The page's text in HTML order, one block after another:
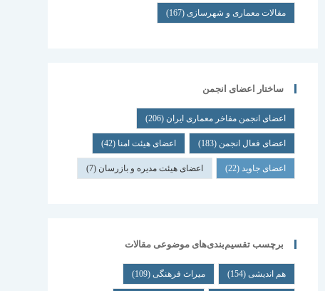
مقالات معماری و شهرسازی(167)
ساختار اعضای انجمن
اعضای انجمن مفاخر معماری ایران (206)
اعضای فعال انجمن (183) اعضای هیئت امنا (42)
اعضای جاوید(22) اعضای هیئت مدیره و بازرسان (7)
برچسب تقسیم‌بندی‌های موضوعی مقالات
هم اندیشی(154) میراث فرهنگی(109)